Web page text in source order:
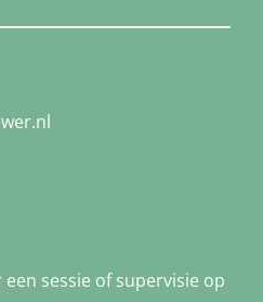
een sessie of supervisie op